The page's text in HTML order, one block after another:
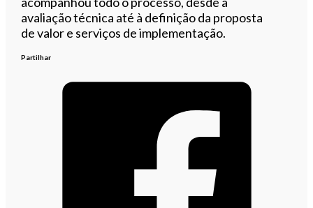
avaliação técnica até à definição da proposta
de valor e serviços de implementação.
Partilhar